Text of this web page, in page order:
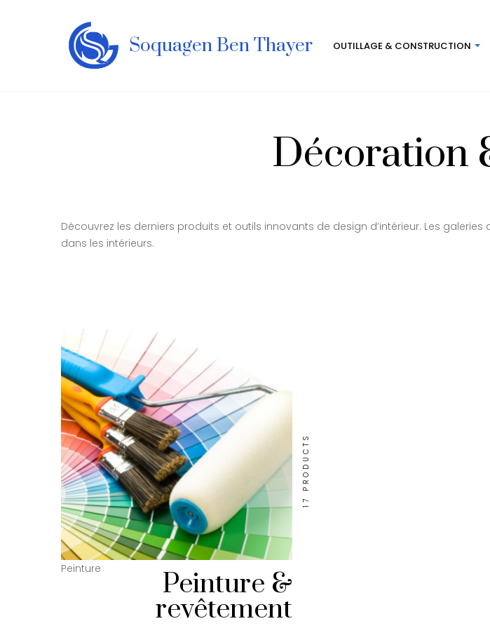
Soquagen Ben Thayer OUTILLAGE & CONSTRUCTION
Décoration
Découvrez les derniers produits et outils innovants de design d’intérieur. Les
dans les intérieurs.
Peinture &
revêtement
17 PRODUCTS
Peinture & revêtement